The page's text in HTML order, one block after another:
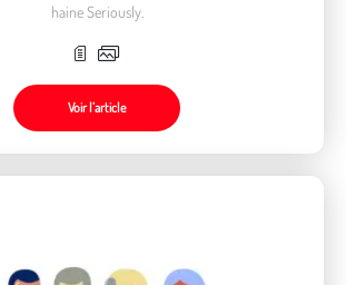
haine Seriously.
Voir l’article